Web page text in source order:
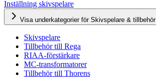
Inställning skivspelare
Visa underkategorier för Skivspelare & tillbehör
Skivspelare
Tillbehör till Rega
RIAA-förstärkare
MC-transformatorer
Tillbehör till Thorens